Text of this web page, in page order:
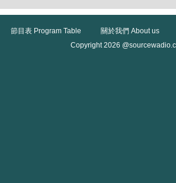
節目表 Program Table
關於我們 About us
Copyright 2026